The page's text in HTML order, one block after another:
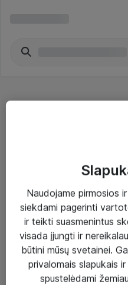
Sprendimai ir
Paslaugos
Sprendimai
Įgyvendinti projektai
Naudojame pirmosios
siekdami pagerinti
ir teikti suasmenintus
visada įjungti ir
būtini mūsų svetainei.
privalomais slapukais
spustelėdami